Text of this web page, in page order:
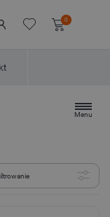
0
Menu